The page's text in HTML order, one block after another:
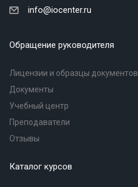
info@iocenter.ru
Обращение руководителя
Лицензии и образцы документов
Документы
Учебный центр
Преподаватели
Отзывы
Каталог курсов